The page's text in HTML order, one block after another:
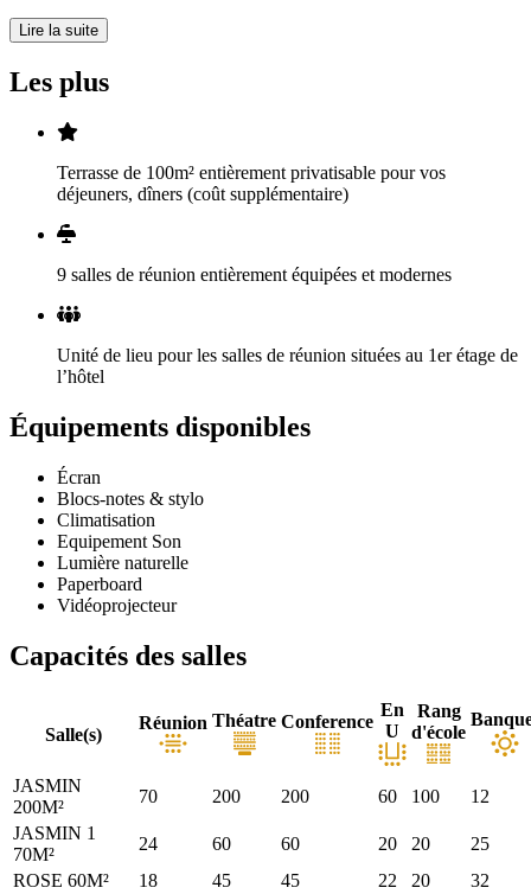
Lire la suite
Les plus
Terrasse de 100m² entièrement privatisable pour vos
déjeuners, dîners (coût supplémentaire)
9 salles de réunion entièrement équipées et modernes
Unité de lieu pour les salles de réunion situées au 1er étage de
l’hôtel
Équipements disponibles
Écran
Blocs-notes & stylo
Climatisation
Equipement Son
Lumière naturelle
Paperboard
Vidéoprojecteur
Capacités des salles
Salle(s)
Réunion Théatre Conference
En
U
Rang
d'école
JASMIN
200M²
70 200 200 60 100
12
JASMIN 1
70M²
24 60 60 20 20
25
ROSE 60M²
18 45 45 22 20
32